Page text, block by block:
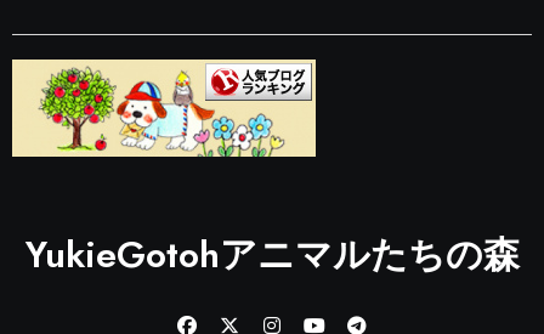
YukieGotohアニマルたちの森